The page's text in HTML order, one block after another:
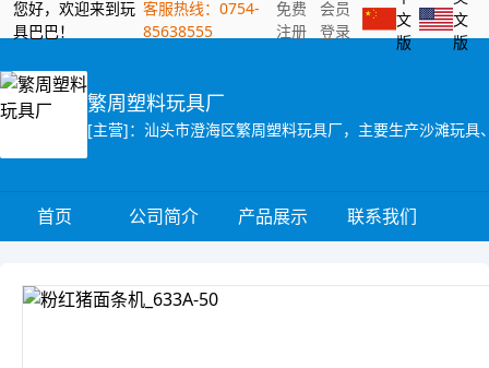
您好，欢迎来到玩
具巴巴！
客服热线：0754-
85638555
免费
注册
会员
登录
文
版
文
版
繁周塑料玩具厂
首页 公司简介 产品展示 联系我们